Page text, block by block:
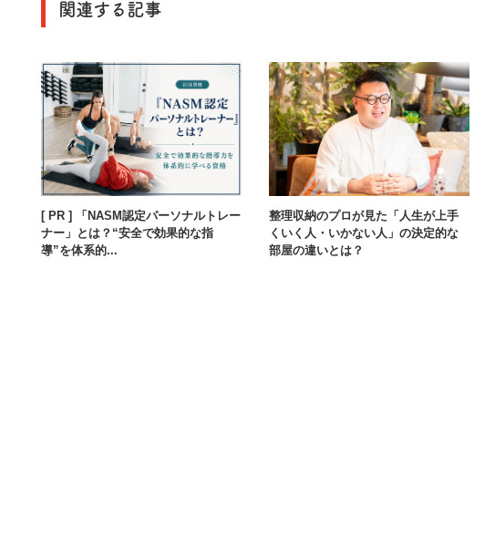
関連する記事
[ PR ] 「NASM認定パーソナルトレー
ナー」とは？“安全で効果的な指
導”を体系的...
整理収納のプロが見た「人生が上手
くいく人・いかない人」の決定的な
部屋の違いとは？